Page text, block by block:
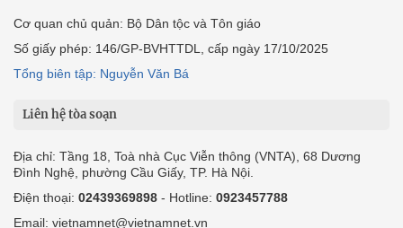
Cơ quan chủ quản: Bộ Dân tộc và Tôn giáo
Số giấy phép: 146/GP-BVHTTDL, cấp ngày 17/10/2025
Tổng biên tập: Nguyễn Văn Bá
Liên hệ tòa soạn
Địa chỉ: Tầng 18, Toà nhà Cục Viễn thông (VNTA), 68 Dương
Đình Nghệ, phường Cầu Giấy, TP. Hà Nội.
Điện thoại: 02439369898 - Hotline: 0923457788
Email: vietnamnet@vietnamnet.vn